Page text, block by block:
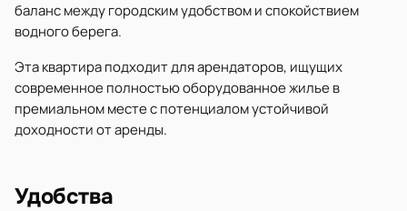
баланс между городским удобством и спокойствием
водного берега.
Эта квартира подходит для арендаторов, ищущих
современное полностью оборудованное жилье в
премиальном месте с потенциалом устойчивой
доходности от аренды.
Удобства